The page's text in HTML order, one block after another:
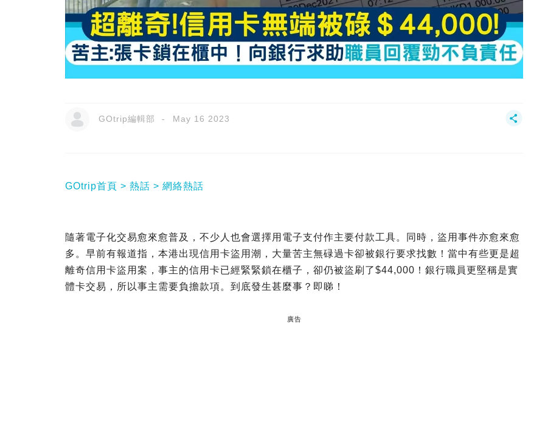
GOtrip編輯部 May 16 2023
GOtrip首頁 熱話 網絡熱話
隨著電子化交易愈來愈普及，不少人也會選擇用電子支付作主要付款工具。同時，盜用事件亦愈來愈
多。早前有報道指，本港出現信用卡盜用潮，大量苦主無碌過卡卻被銀行要求找數！當中有些更是超
離奇信用卡盜用案，事主的信用卡已經緊緊鎖在櫃子，卻仍被盜刷了$44,000！銀行職員更堅稱是實
體卡交易，所以事主需要負擔款項。到底發生甚麼事？即睇！
廣告